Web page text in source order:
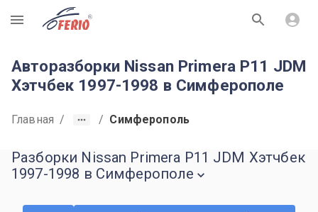
R
Авторазборки Nissan Primera P11 JDM
Хэтчбек 1997-1998 в Симферополе
Главная / / Симферополь
Разборки Nissan Primera P11 JDM Хэтчбек
1997-1998 в Симферополе